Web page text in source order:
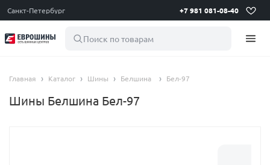
Санкт-Петербург +7 981 081-08-40
Поиск по товарам
Главная Каталог Шины Белшина Бел-97
Шины Белшина Бел-97